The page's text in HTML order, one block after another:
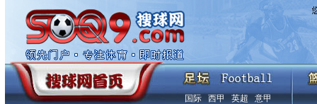
国际 西甲 英超
意甲